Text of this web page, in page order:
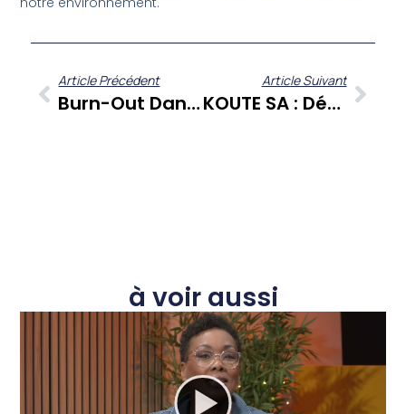
Article Précédent
Burn-Out Dans La Fonction Publique : Un Éclairage Juridique Essentiel Avec ‘Droit De Savoir’
Article Suivant
KOUTE SA : Déborah Le Nogue, Présidente De Santé Et Résilience, Pour Un Avenir Sain En Martinique
à voir aussi